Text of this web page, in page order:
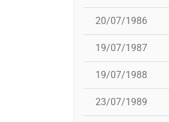
20/07/1986
19/07/1987
19/07/1988
23/07/1989